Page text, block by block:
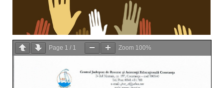
Page 1 / 1 Zoom 100%